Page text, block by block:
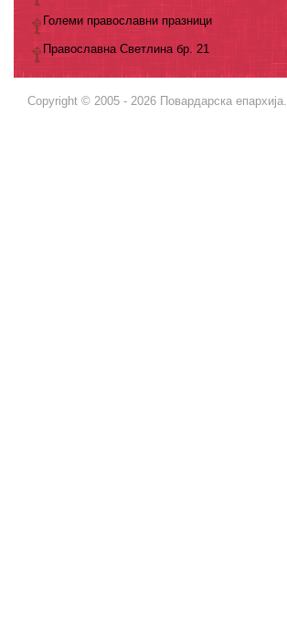
Големи православни празници
Православна Светлина бр. 21
Copyright © 2005 - 2026 Повардарска епархија.